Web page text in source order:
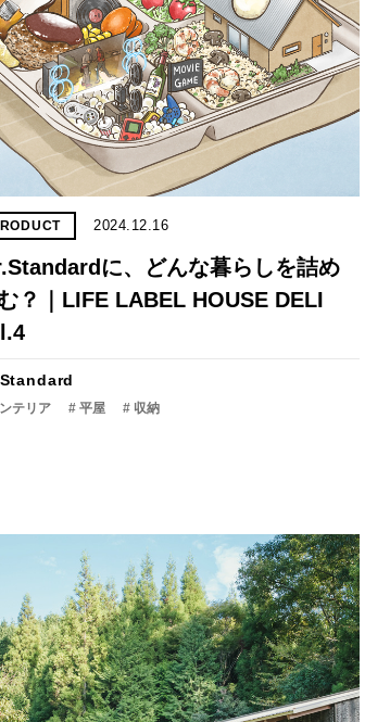
2024.12.16
に、どんな暮らしを詰め
？｜LIFE LABEL HOUSE DELI
テリア # 平屋 # 収納